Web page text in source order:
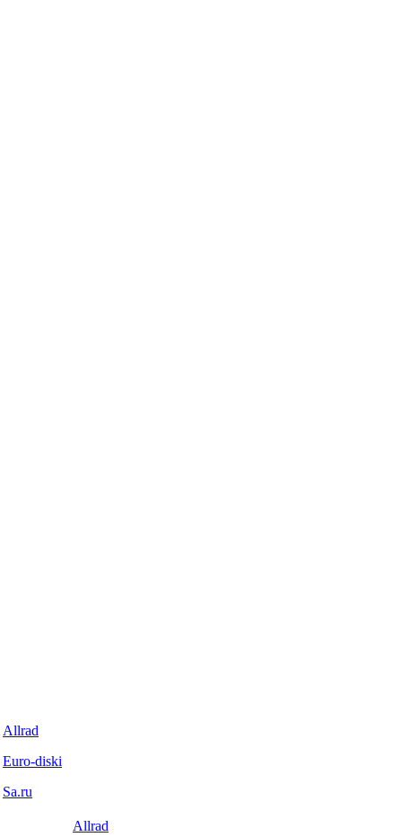
Allrad
Euro-diski
Sa.ru
Allrad